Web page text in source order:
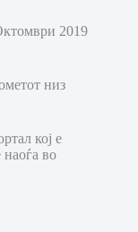
2019
низ
кој е
наоѓа во